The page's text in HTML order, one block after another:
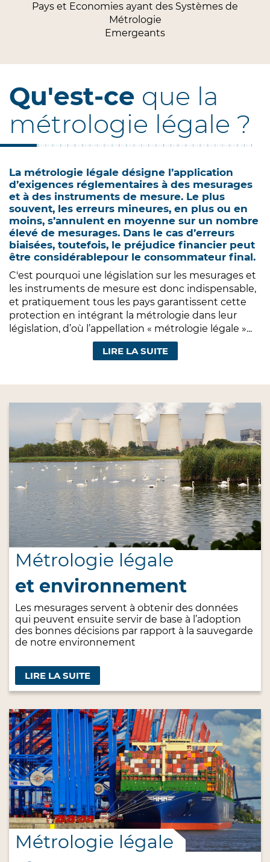
Pays et Economies ayant des Systèmes de
Métrologie
Emergeants
Qu'est-ce que la
métrologie légale ?
La métrologie légale désigne l’application
d’exigences réglementaires à des mesurages
et à des instruments de mesure. Le plus
souvent, les erreurs mineures, en plus ou en
moins, s’annulent en moyenne sur un nombre
élevé de mesurages. Dans le cas d’erreurs
biaisées, toutefois, le préjudice financier peut
être considérablepour le consommateur final.
C'est pourquoi une législation sur les mesurages et
les instruments de mesure est donc indispensable,
et pratiquement tous les pays garantissent cette
protection en intégrant la métrologie dans leur
législation, d’où l’appellation « métrologie légale »...
LIRE LA SUITE
Métrologie légale
et environnement
Les mesurages servent à obtenir des données
qui peuvent ensuite servir de base à l’adoption
des bonnes décisions par rapport à la sauvegarde
de notre environnement
LIRE LA SUITE
Métrologie légale